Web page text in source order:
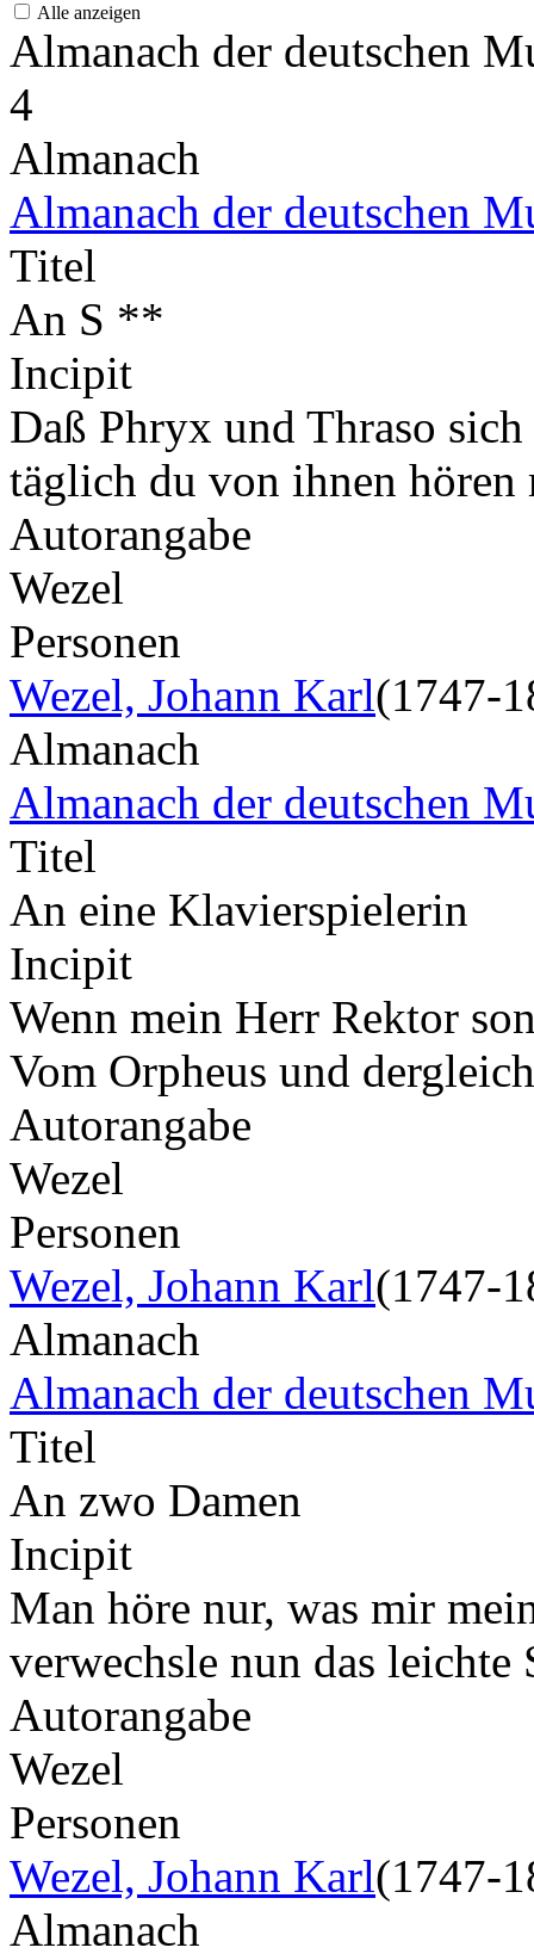
Alle anzeigen
Almanach der deutschen
4
Almanach
Almanach der deutschen
Titel
An S **
Incipit
Daß Phryx und Thraso
täglich du von ihnen
Autorangabe
Wezel
Personen
Wezel, Johann Karl(1747-
Almanach
Almanach der deutschen
Titel
An eine Klavierspielerin
Incipit
Wenn mein Herr Rektor
Vom Orpheus und
Autorangabe
Wezel
Personen
Wezel, Johann Karl(1747-
Almanach
Almanach der deutschen
Titel
An zwo Damen
Incipit
Man höre nur, was mir
verwechsle nun das
Autorangabe
Wezel
Personen
Wezel, Johann Karl(1747-
Almanach